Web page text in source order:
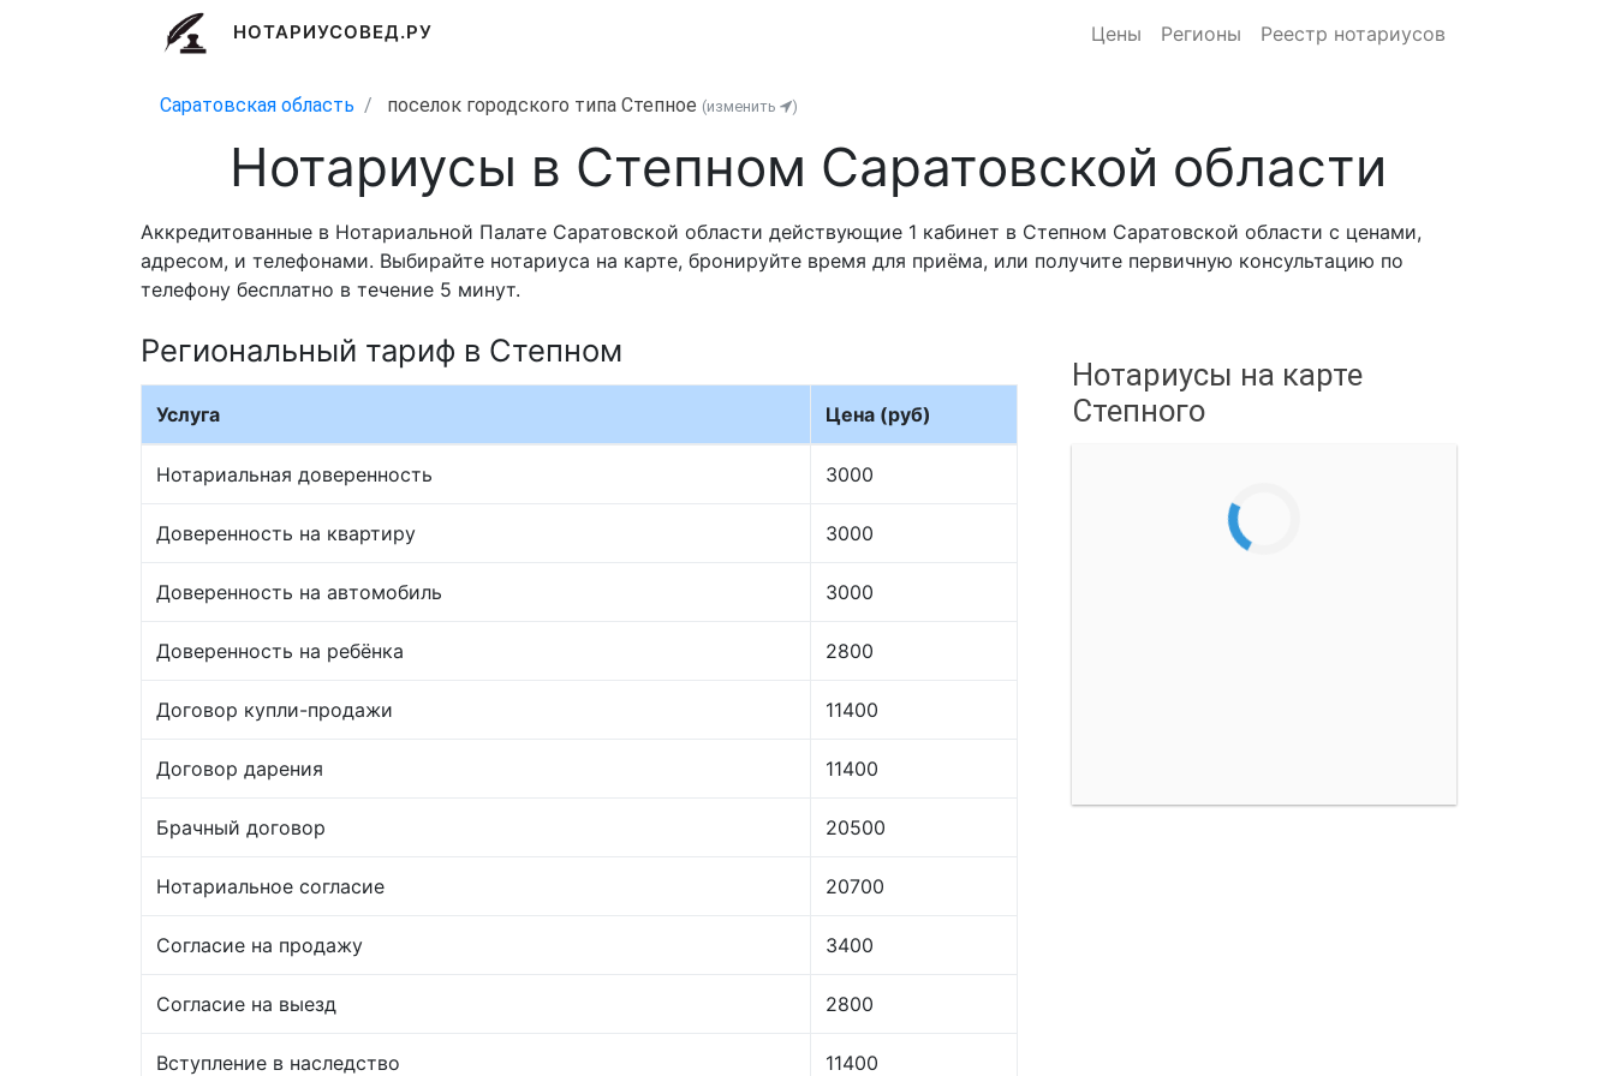
НОТАРИУСОВЕД.РУ Цены Регионы Реестр нотариусов
Саратовская область поселок городского типа Степное (изменить )
Нотариусы в Степном Саратовской области
Аккредитованные в Нотариальной Палате Саратовской области действующие 1 кабинет в Степном Саратовской области с ценами,
адресом, и телефонами. Выбирайте нотариуса на карте, бронируйте время для приёма, или получите первичную консультацию по
телефону бесплатно в течение 5 минут.
Региональный тариф в Степном
Услуга Цена (руб)
Нотариальная доверенность 3000
Доверенность на квартиру 3000
Доверенность на автомобиль 3000
Доверенность на ребёнка 2800
Договор купли-продажи 11400
Договор дарения 11400
Брачный договор 20500
Нотариальное согласие 20700
Согласие на продажу 3400
Согласие на выезд 2800
Вступление в наследство 11400
Нотариусы на карте
Степного